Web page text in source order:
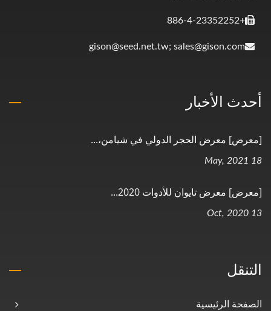
+886-4-23352252
gison@seed.net.tw; sales@gison.com
أحدث الأخبار
[معرض] معرض الحجر الدولي في شيامن،...
18 May, 2021
[معرض] معرض تايوان للأدوات 2020...
13 Oct, 2020
التنقل
الصفحة الرئيسية